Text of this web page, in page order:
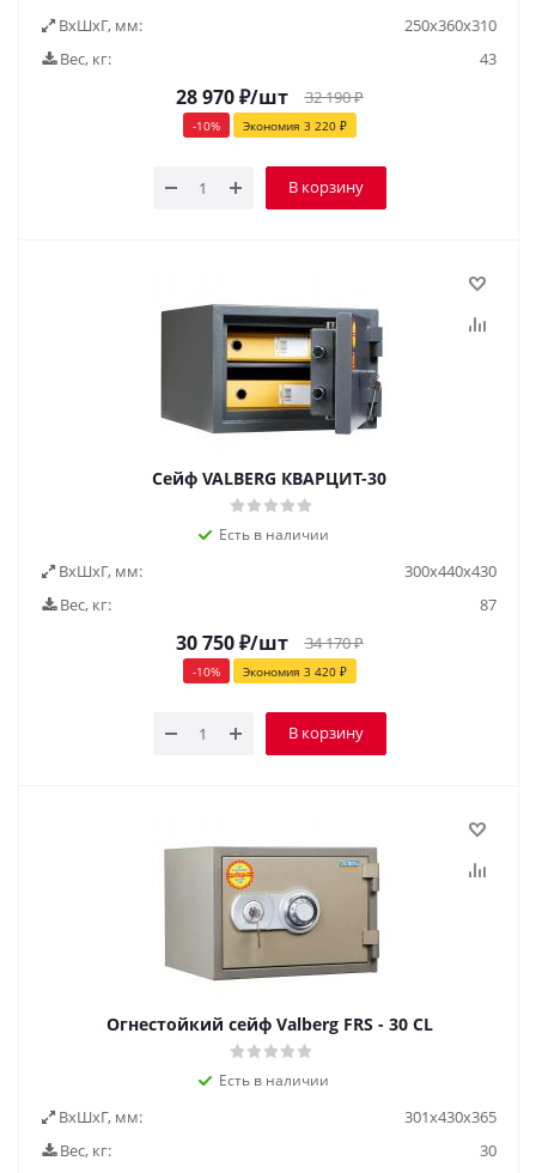
ВxШxГ, мм:
250х360х310
Вес, кг:
43
28 970₽/шт 32 190₽
-10% Экономия 3 220₽
В корзину
Сейф VALBERG КВАРЦИТ-30
Есть в наличии
ВxШxГ, мм:
300х440х430
Вес, кг:
87
30 750₽/шт 34 170₽
-10% Экономия 3 420₽
В корзину
Огнестойкий сейф Valberg FRS - 30 CL
Есть в наличии
ВxШxГ, мм:
301х430х365
Вес, кг:
30